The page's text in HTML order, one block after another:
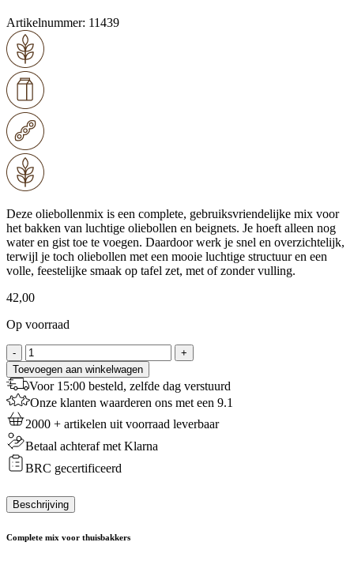
Artikelnummer: 11439
Deze oliebollenmix is een complete, gebruiksvriendelijke mix voor
het bakken van luchtige oliebollen en beignets. Je hoeft alleen nog
water en gist toe te voegen. Daardoor werk je snel en overzichtelijk,
terwijl je toch oliebollen met een mooie luchtige structuur en een
volle, feestelijke smaak op tafel zet, met of zonder vulling.
42,00
Op voorraad
-
AB
Mauri
Oliebollenmix
-
10
Kg
+
Toevoegen aan winkelwagen
Voor 15:00 besteld, zelfde dag verstuurd
Onze klanten waarderen ons met een 9.1
2000 + artikelen uit voorraad leverbaar
Betaal achteraf met Klarna
BRC gecertificeerd
Beschrijving
Complete mix voor thuisbakkers